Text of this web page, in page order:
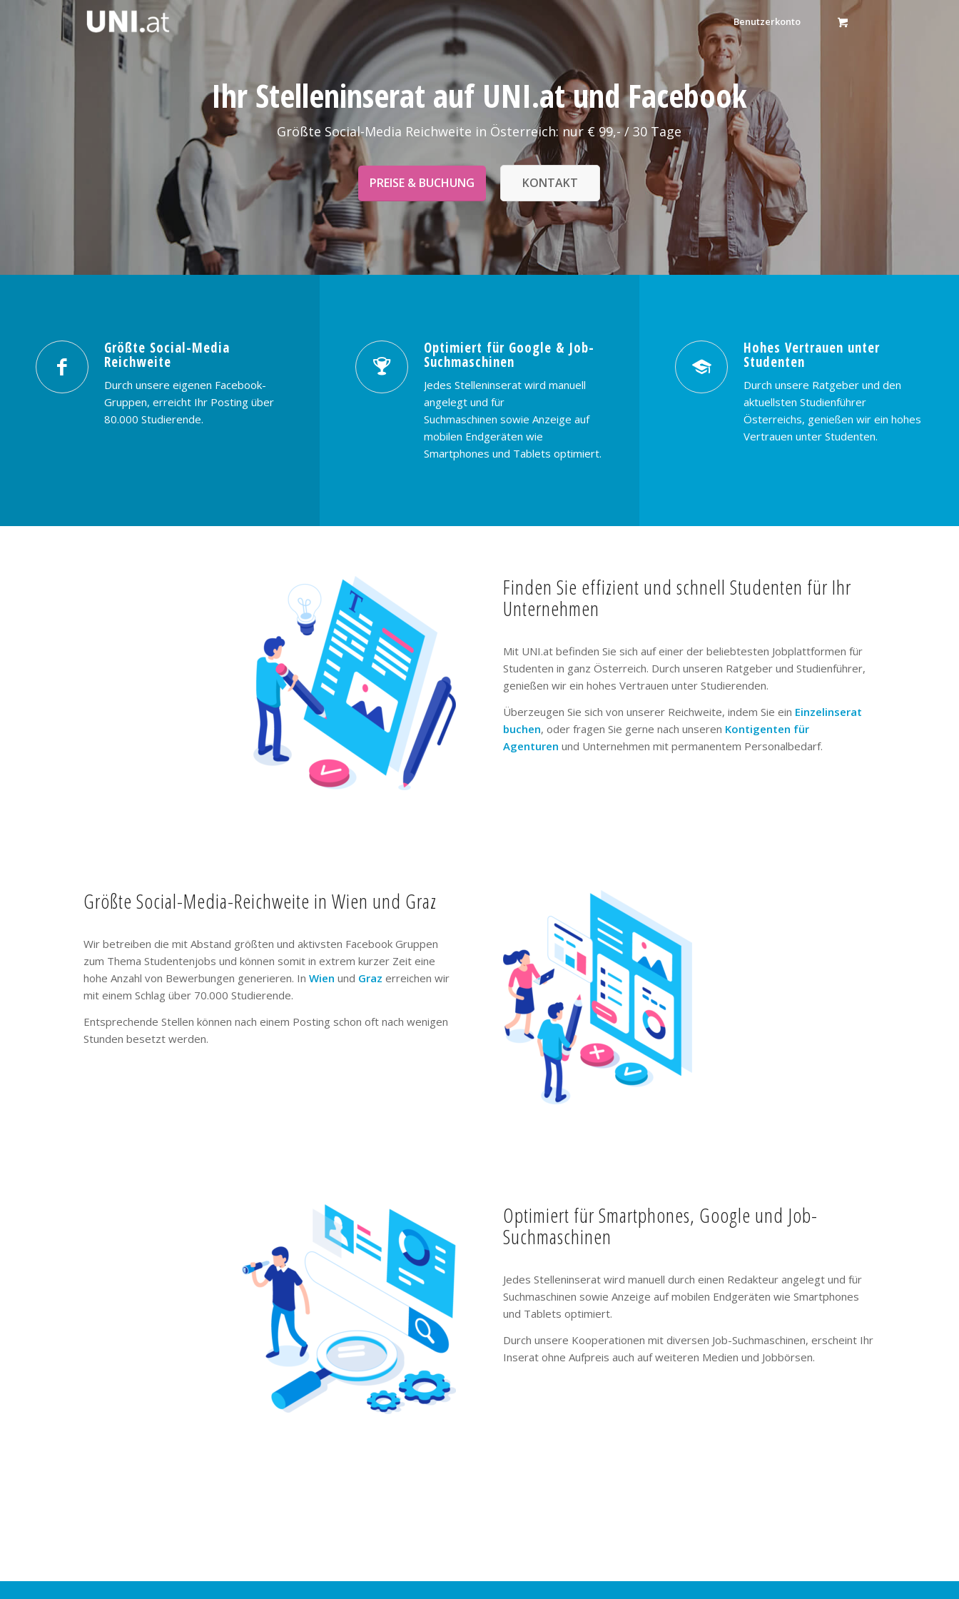
Benutzerkonto
Ihr Stelleninserat auf UNI.at und Facebook
Größte Social-Media Reichweite in Österreich: nur € 99,- / 30 Tage
PREISE & BUCHUNG KONTAKT
Größte Social-Media
Reichweite
Durch unsere eigenen Facebook-
Gruppen, erreicht Ihr Posting über
80.000 Studierende.
Optimiert für Google & Job-
Suchmaschinen
Jedes Stelleninserat wird manuell
angelegt und für
Suchmaschinen sowie Anzeige auf
mobilen Endgeräten wie
Smartphones und Tablets optimiert.
Hohes Vertrauen unter
Studenten
Durch unsere Ratgeber und den
aktuellsten Studienführer
Österreichs, genießen wir ein hohes
Vertrauen unter Studenten.
Finden Sie effizient und schnell Studenten für Ihr
Unternehmen
Mit UNI.at befinden Sie sich auf einer der beliebtesten Jobplattformen für
Studenten in ganz Österreich. Durch unseren Ratgeber und Studienführer,
genießen wir ein hohes Vertrauen unter Studierenden.
Überzeugen Sie sich von unserer Reichweite, indem Sie ein Einzelinserat
buchen, oder fragen Sie gerne nach unseren Kontigenten für
Agenturen und Unternehmen mit permanentem Personalbedarf.
Größte Social-Media-Reichweite in Wien und Graz
Wir betreiben die mit Abstand größten und aktivsten Facebook Gruppen
zum Thema Studentenjobs und können somit in extrem kurzer Zeit eine
hohe Anzahl von Bewerbungen generieren. InWien und Graz erreichen wir
mit einem Schlag über 70.000 Studierende.
Entsprechende Stellen können nach einem Posting schon oft nach wenigen
Stunden besetzt werden.
Optimiert für Smartphones, Google und Job-
Suchmaschinen
Jedes Stelleninserat wird manuell durch einen Redakteur angelegt und für
Suchmaschinen sowie Anzeige auf mobilen Endgeräten wie Smartphones
und Tablets optimiert.
Durch unsere Kooperationen mit diversen Job-Suchmaschinen, erscheint Ihr
Inserat ohne Aufpreis auch auf weiteren Medien und Jobbörsen.